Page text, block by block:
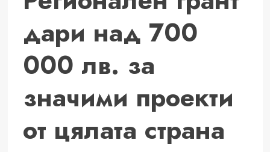
„Франкофоли“
дари над 700
000 лв. за
значими проекти
от цялата страна